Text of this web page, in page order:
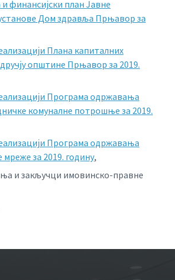
финансијски план Јавне
Дом здравља Прњавор за
Плана капиталних
општине Прњавор за 2019.
Програма одржавања
комуналне потрошње за 2019.
Програма одржавања
мреже за 2019. годину,
и закључци имовинско-правне